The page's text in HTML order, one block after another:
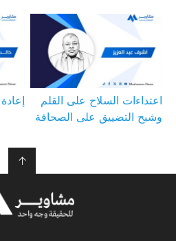
اعتداءات السلاح على القلم
وشبح التضييق على الصحافة
↑